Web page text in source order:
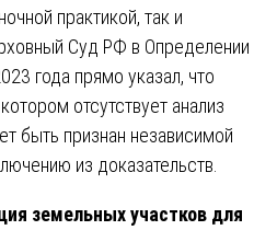
практикой, так и
Суд РФ в Определении
года прямо указал, что
отсутствует анализ
быть признан независимой
из доказательств.
земельных участков для